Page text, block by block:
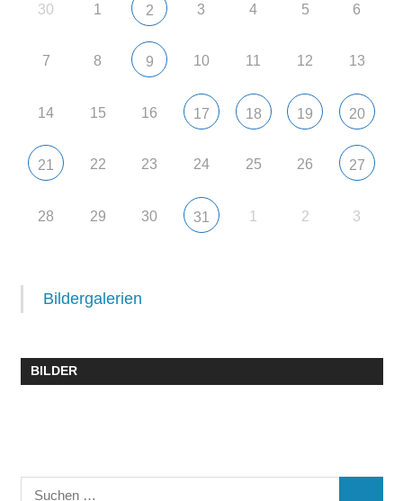
30 1 2 3 4 5 6
7 8 9 10 11 12 13
14 15 16 17 18 19 20
21 22 23 24 25 26 27
28 29 30 31 1 2 3
Bildergalerien
BILDER
Suchen